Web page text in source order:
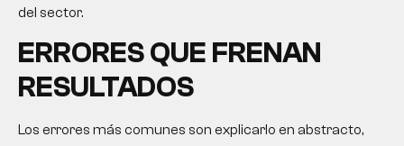
del sector.
ERRORES QUE FRENAN
RESULTADOS
Los errores más comunes son explicarlo en abstracto,